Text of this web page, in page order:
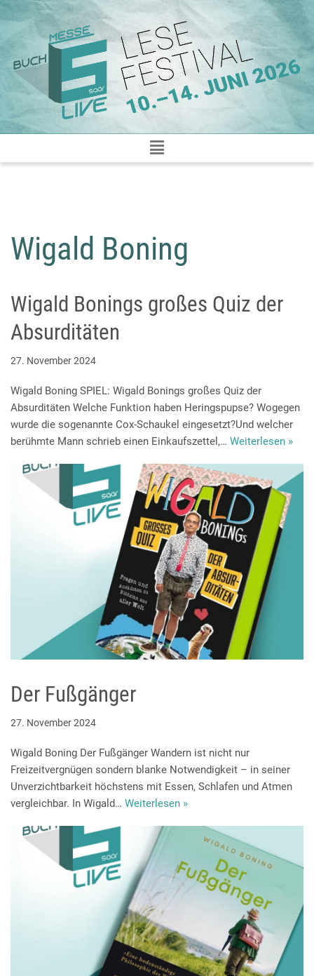
Zum
Inhalt
springen
Wigald Boning
Wigald Bonings großes Quiz der
Absurditäten
27. November 2024
Wigald Boning SPIEL: Wigald Bonings großes Quiz der
Absurditäten Welche Funktion haben Heringspupse? Wogegen
wurde die sogenannte Cox-Schaukel eingesetzt?Und welcher
berühmte Mann schrieb einen Einkaufszettel,… Weiterlesen »
Der Fußgänger
27. November 2024
Wigald Boning Der Fußgänger Wandern ist nicht nur
Freizeitvergnügen sondern blanke Notwendigkeit – in seiner
Unverzichtbarkeit höchstens mit Essen, Schlafen und Atmen
vergleichbar. In Wigald… Weiterlesen »